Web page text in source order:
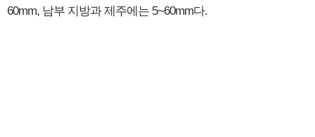
60mm, 남부 지방과 제주에는 5~60mm다.